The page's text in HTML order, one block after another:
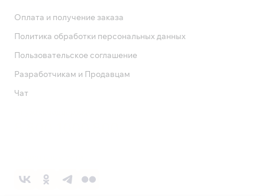
Оплата и получение заказа
Политика обработки персональных данных
Пользовательское соглашение
Разработчикам и Продавцам
Чат